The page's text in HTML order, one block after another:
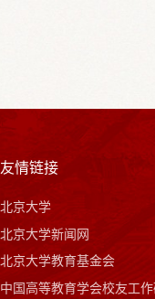
友情链接
北京大学
北京大学新闻网
北京大学教育基金会
中国高等教育学会校友工